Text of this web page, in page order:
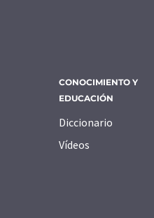
CONOCIMIENTO Y
EDUCACIÓN
Diccionario
Vídeos